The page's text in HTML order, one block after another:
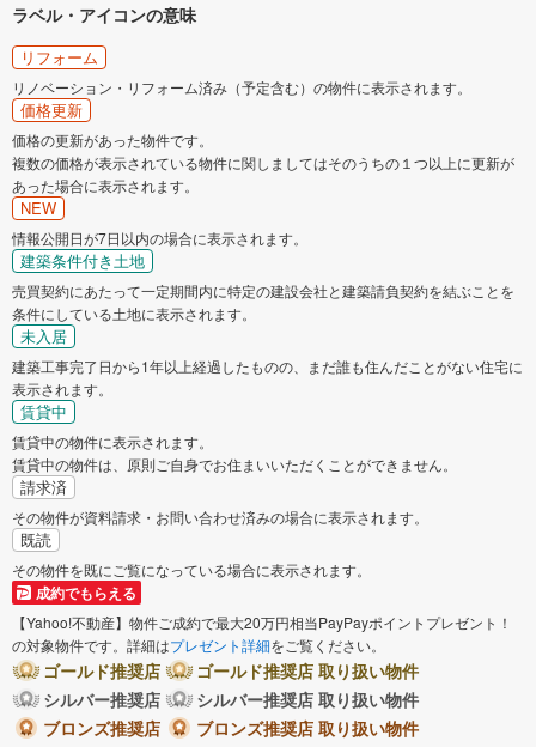
ラベル・アイコンの意味
リフォーム
リノベーション・リフォーム済み（予定含む）の物件に表示されます。
価格更新
価格の更新があった物件です。
複数の価格が表示されている物件に関しましてはそのうちの１つ以上に更新が
あった場合に表示されます。
NEW
情報公開日が7日以内の場合に表示されます。
建築条件付き土地
売買契約にあたって一定期間内に特定の建設会社と建築請負契約を結ぶことを
条件にしている土地に表示されます。
未入居
建築工事完了日から1年以上経過したものの、まだ誰も住んだことがない住宅に
表示されます。
賃貸中
賃貸中の物件に表示されます。
賃貸中の物件は、原則ご自身でお住まいいただくことができません。
請求済
その物件が資料請求・お問い合わせ済みの場合に表示されます。
既読
その物件を既にご覧になっている場合に表示されます。
成約でもらえる
【Yahoo!不動産】物件ご成約で最大20万円相当PayPayポイントプレゼント！
の対象物件です。詳細はプレゼント詳細をご覧ください。
ゴールド推奨店
ゴールド推奨店 取り扱い物件
シルバー推奨店
シルバー推奨店 取り扱い物件
ブロンズ推奨店
ブロンズ推奨店 取り扱い物件